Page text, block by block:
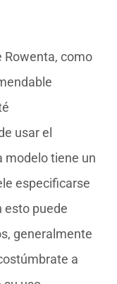
Rowenta, como
usar el
modelo tiene un
especificarse
esto puede
generalmente
a